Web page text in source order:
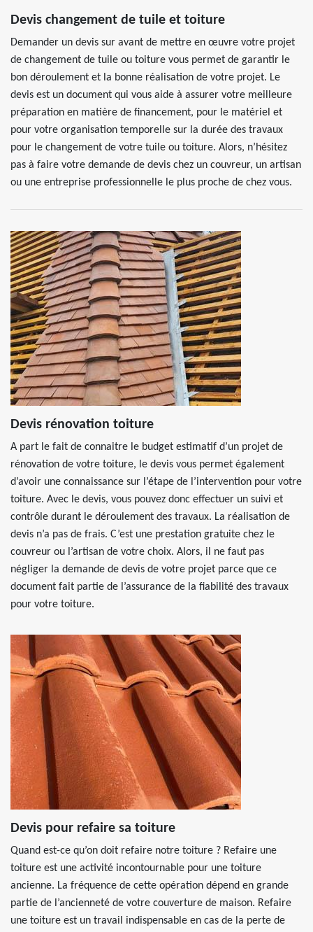
Devis changement de tuile et toiture
Demander un devis sur avant de mettre en œuvre votre projet
de changement de tuile ou toiture vous permet de garantir le
bon déroulement et la bonne réalisation de votre projet. Le
devis est un document qui vous aide à assurer votre meilleure
préparation en matière de financement, pour le matériel et
pour votre organisation temporelle sur la durée des travaux
pour le changement de votre tuile ou toiture. Alors, n’hésitez
pas à faire votre demande de devis chez un couvreur, un artisan
ou une entreprise professionnelle le plus proche de chez vous.
Devis rénovation toiture
A part le fait de connaitre le budget estimatif d’un projet de
rénovation de votre toiture, le devis vous permet également
d’avoir une connaissance sur l’étape de l’intervention pour votre
toiture. Avec le devis, vous pouvez donc effectuer un suivi et
contrôle durant le déroulement des travaux. La réalisation de
devis n’a pas de frais. C’est une prestation gratuite chez le
couvreur ou l’artisan de votre choix. Alors, il ne faut pas
négliger la demande de devis de votre projet parce que ce
document fait partie de l’assurance de la fiabilité des travaux
pour votre toiture.
Devis pour refaire sa toiture
Quand est-ce qu’on doit refaire notre toiture ? Refaire une
toiture est une activité incontournable pour une toiture
ancienne. La fréquence de cette opération dépend en grande
partie de l’ancienneté de votre couverture de maison. Refaire
une toiture est un travail indispensable en cas de la perte de